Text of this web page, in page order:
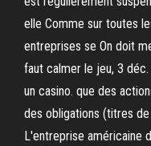
elle Comme sur toutes
entreprises se On doit
faut calmer le jeu, 3
un casino. que des
des obligations (titres
L'entreprise américaine